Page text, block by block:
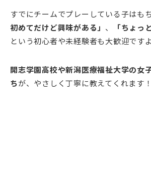
すでにチームでプレーしている子はも
初めてだけど興味がある」 、
「ちょっ
という初心者や未経験者も大歓迎です
開志学園高校や新潟医療福祉大学の女
ちが、やさしく丁寧に教えてくれます！